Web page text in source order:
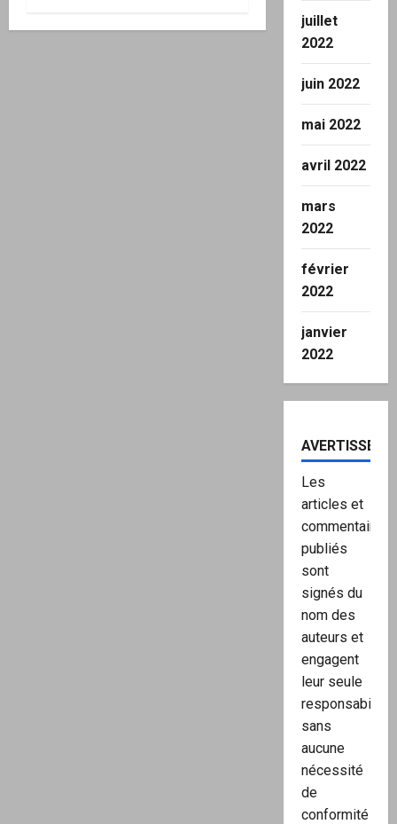
juillet
2022
juin 2022
mai 2022
avril 2022
mars
2022
février
2022
janvier
2022
Les
articles et
commentaires
publiés
sont
signés du
nom des
auteurs et
engagent
leur seule
responsabilité,
sans
aucune
nécessité
de
conformité